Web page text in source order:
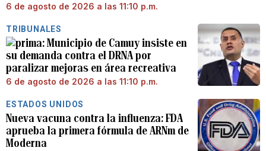
6 de agosto de 2026 a las 11:10 p.m.
TRIBUNALES
Municipio de Camuy insiste en
su demanda contra el DRNA por
paralizar mejoras en área recreativa
6 de agosto de 2026 a las 11:10 p.m.
ESTADOS UNIDOS
Nueva vacuna contra la influenza: FDA
aprueba la primera fórmula de ARNm de
Moderna